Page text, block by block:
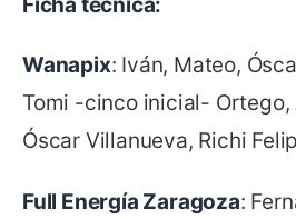
Wanapix: Iván, Mateo,
Tomi -cinco inicial- Ortego,
Óscar Villanueva, Richi
Full Energía Zaragoza: